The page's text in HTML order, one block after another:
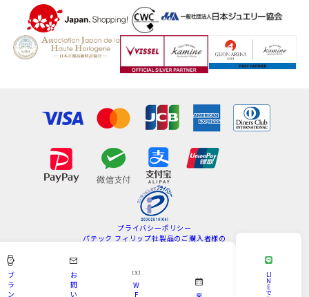
プライバシーポリシー
パテック フィリップ社製品のご購入者様の
サイトマップ
Copyright © KAMINE All Rights Reserved.
ブ
ラ
ン
お
問
い
W
E
LI
N
E
で